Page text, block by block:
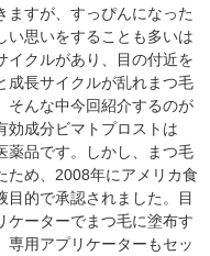
ますが、すっぴんになった
い思いをすることも多いは
イクルがあり、目の付近を
成長サイクルが乱れまつ毛
そんな中今回紹介するのが
効成分ビマトプロストは
薬品です。しかし、まつ毛
ため、2008年にアメリカ食
的で承認されました。目
ケーターでまつ毛に塗布す
専用アプリケーターもセッ